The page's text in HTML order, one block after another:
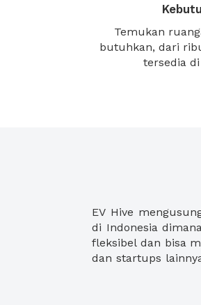
Temukan
butuhkan, dari
tersedia di
EV Hive
di Indonesia
fleksibel dan bisa
dan startups
ruang kantor,